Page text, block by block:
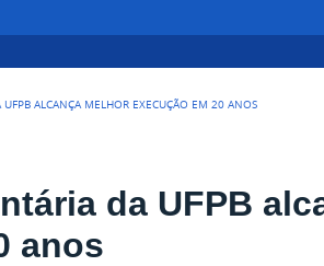
ALCANÇA MELHOR EXECUÇÃO EM 20 ANOS
da UFPB
anos